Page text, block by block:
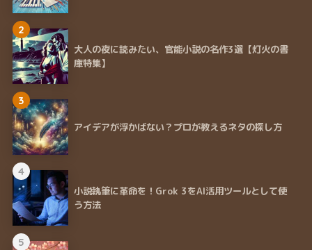
2
大人の夜に読みたい、官能小説の名作3選【灯火の書
庫特集】
3
アイデアが浮かばない？プロが教えるネタの探し方
4
小説執筆に革命を！Grok 3をAI活用ツールとして使
う方法
5